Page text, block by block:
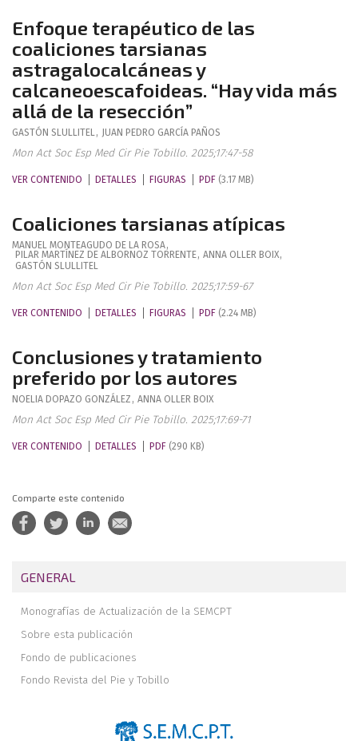
Enfoque terapéutico de las
coaliciones tarsianas
astragalocalcáneas y
calcaneoescafoideas. “Hay vida más
allá de la resección”
GASTÓN SLULLITEL, JUAN PEDRO GARCÍA PAÑOS
Mon Act Soc Esp Med Cir Pie Tobillo. 2025;17:47-58
VER CONTENIDO DETALLES FIGURAS PDF (3.17 MB)
Coaliciones tarsianas atípicas
MANUEL MONTEAGUDO DE LA ROSA,
PILAR MARTÍNEZ DE ALBORNOZ TORRENTE, ANNA OLLER BOIX,
GASTÓN SLULLITEL
Mon Act Soc Esp Med Cir Pie Tobillo. 2025;17:59-67
VER CONTENIDO DETALLES FIGURAS PDF (2.24 MB)
Conclusiones y tratamiento
preferido por los autores
NOELIA DOPAZO GONZÁLEZ , ANNA OLLER BOIX
Mon Act Soc Esp Med Cir Pie Tobillo. 2025;17:69-71
VER CONTENIDO DETALLES PDF (290 KB)
Comparte este contenido
GENERAL
Monografías de Actualización de la SEMCPT
Sobre esta publicación
Fondo de publicaciones
Fondo Revista del Pie y Tobillo